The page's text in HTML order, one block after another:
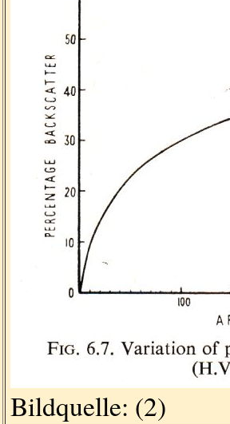
Bildquelle: (2)